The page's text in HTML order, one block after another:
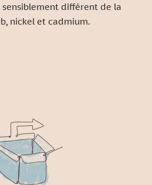
différent de la
nickel et cadmium.